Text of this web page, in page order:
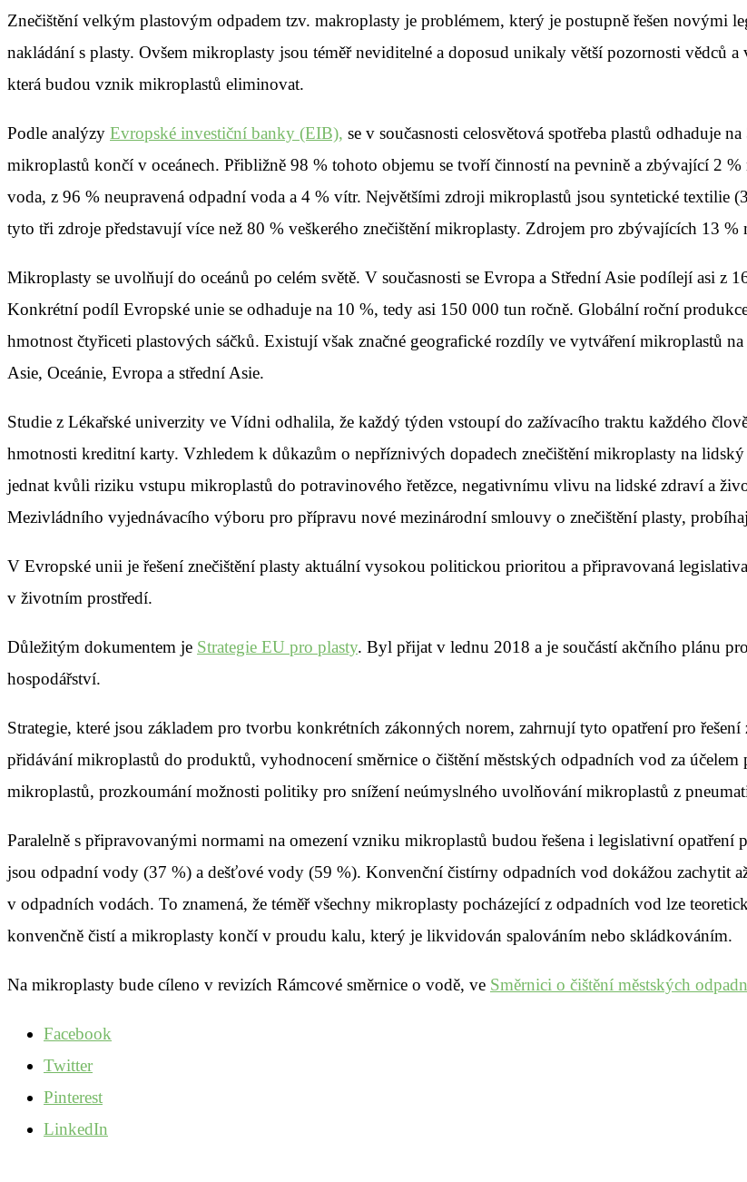
Znečištění velkým plastovým odpadem tzv. makroplasty je problémem, který je postupně řešen
nakládání s plasty. Ovšem mikroplasty jsou téměř neviditelné a doposud unikaly větší pozornosti vědců
která budou vznik mikroplastů eliminovat.
Podle analýzy Evropské investiční banky (EIB), se v současnosti celosvětová spotřeba plastů odhaduje
mikroplastů končí v oceánech. Přibližně 98 % tohoto objemu se tvoří činností na pevnině a zbývající 2
voda, z 96 % neupravená odpadní voda a 4 % vítr. Největšími zdroji mikroplastů jsou syntetické textilie
tyto tři zdroje představují více než 80 % veškerého znečištění mikroplasty. Zdrojem pro zbývajících 13
Mikroplasty se uvolňují do oceánů po celém světě. V současnosti se Evropa a Střední Asie podílejí asi z
Konkrétní podíl Evropské unie se odhaduje na 10 %, tedy asi 150 000 tun ročně. Globální roční
hmotnost čtyřiceti plastových sáčků. Existují však značné geografické rozdíly ve vytváření mikroplastů
Asie, Oceánie, Evropa a střední Asie.
Studie z Lékařské univerzity ve Vídni odhalila, že každý týden vstoupí do zažívacího traktu každého
hmotnosti kreditní karty. Vzhledem k důkazům o nepříznivých dopadech znečištění mikroplasty na
jednat kvůli riziku vstupu mikroplastů do potravinového řetězce, negativnímu vlivu na lidské zdraví a
Mezivládního vyjednávacího výboru pro přípravu nové mezinárodní smlouvy o znečištění plasty,
V Evropské unii je řešení znečištění plasty aktuální vysokou politickou prioritou a připravovaná
v životním prostředí.
Důležitým dokumentem je Strategie EU pro plasty. Byl přijat v lednu 2018 a je součástí akčního plánu
hospodářství.
Strategie, které jsou základem pro tvorbu konkrétních zákonných norem, zahrnují tyto opatření pro
přidávání mikroplastů do produktů, vyhodnocení směrnice o čištění městských odpadních vod za
mikroplastů, prozkoumání možnosti politiky pro snížení neúmyslného uvolňování mikroplastů z
Paralelně s připravovanými normami na omezení vzniku mikroplastů budou řešena i legislativní
jsou odpadní vody (37 %) a dešťové vody (59 %). Konvenční čistírny odpadních vod dokážou zachytit
v odpadních vodách. To znamená, že téměř všechny mikroplasty pocházející z odpadních vod lze
konvenčně čistí a mikroplasty končí v proudu kalu, který je likvidován spalováním nebo skládkováním.
Na mikroplasty bude cíleno v revizích Rámcové směrnice o vodě, ve Směrnici o čištění městských
Facebook
Twitter
Pinterest
LinkedIn